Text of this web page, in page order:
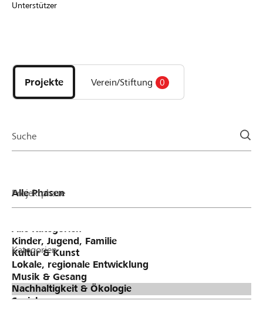
DE FR IT
Unterstützer
Projekte
und
Organisationen
Projekte Verein/Stiftung 0
Suche
Projektphase
Kategorien